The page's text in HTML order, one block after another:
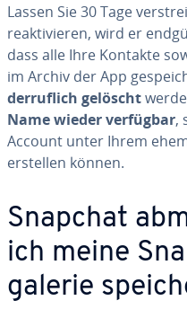
Lassen Sie 30 Tage
re­ak­ti­vie­ren, wird er
dass alle Ihre Kontakte
im Archiv der App
der­ruf­lich gelöscht
Name wieder verfügbar,
Account unter Ihrem
erstellen können.
Snapchat
ich meine
ga­le­rie